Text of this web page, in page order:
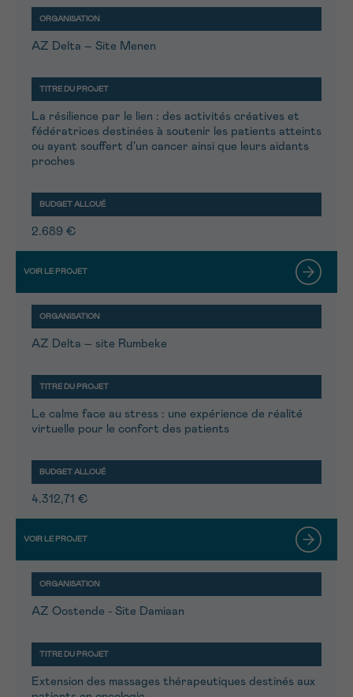
AZ Delta – Site Menen
La résilience par le lien : des activités créatives et
fédératrices destinées à soutenir les patients atteints
ou ayant souffert d'un cancer ainsi que leurs aidants
proches
2.689 €
AZ Delta – site Rumbeke
Le calme face au stress : une expérience de réalité
virtuelle pour le confort des patients
4.312,71 €
AZ Oostende - Site Damiaan
Extension des massages thérapeutiques destinés aux